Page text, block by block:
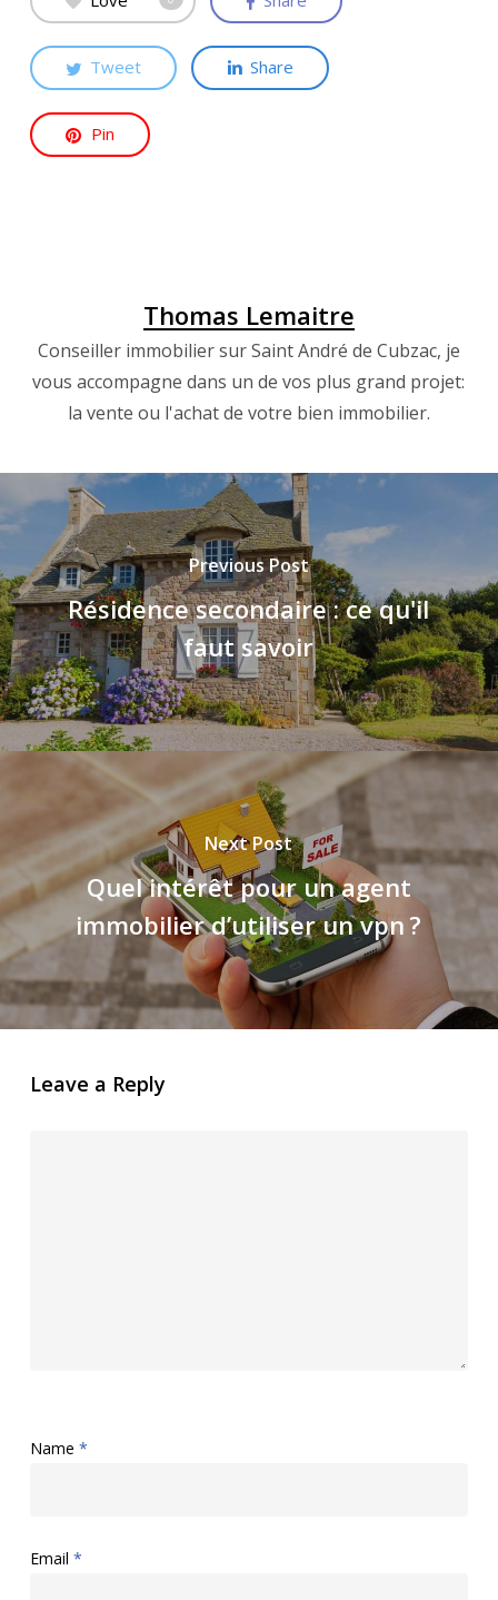
Tweet Share
Pin
Thomas Lemaitre
Conseiller immobilier sur Saint André de Cubzac, je
vous accompagne dans un de vos plus grand projet:
la vente ou l'achat de votre bien immobilier.
Previous Post
Résidence secondaire : ce qu'il
faut savoir
Next Post
Quel intérêt pour un agent
immobilier d’utiliser un vpn ?
Leave a Reply
Name *
Email *